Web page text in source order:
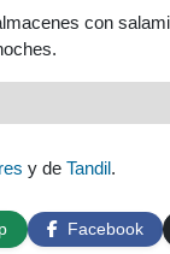
con
y de Tandil.
Facebook